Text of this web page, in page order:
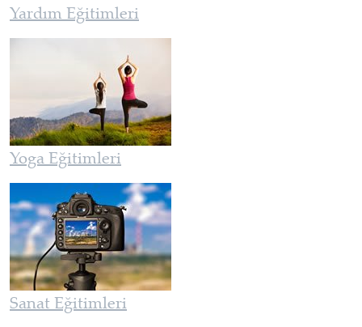
Yardım Eğitimleri
Yoga Eğitimleri
Sanat Eğitimleri